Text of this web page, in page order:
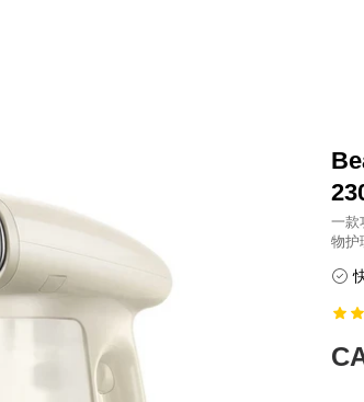
一款
物护